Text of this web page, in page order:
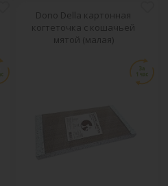
Dono Della картонная
когтеточка с кошачьей
мятой (малая)